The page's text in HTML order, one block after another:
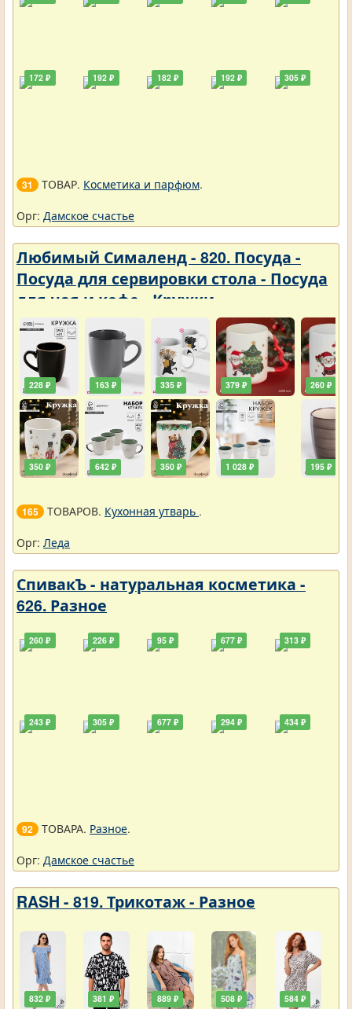
172 ₽ 192 ₽ 182 ₽ 192 ₽ 305 ₽
31 ТОВАР. Косметика и парфюм.
Орг: Дамское счастье
Любимый Сималенд - 820. Посуда -
Посуда для сервировки стола - Посуда
для чая и кофе - Кружки
228 ₽
350 ₽
163 ₽
642 ₽
335 ₽
350 ₽
379 ₽
1 028 ₽
260 ₽
195 ₽
165 ТОВАРОВ. Кухонная утварь .
Орг: Леда
СпивакЪ - натуральная косметика -
626. Разное
260 ₽
243 ₽
226 ₽
305 ₽
95 ₽
677 ₽
677 ₽
294 ₽
313 ₽
434 ₽
92 ТОВАРА. Разное.
Орг: Дамское счастье
RASH - 819. Трикотаж - Разное
832 ₽ 381 ₽ 889 ₽ 508 ₽ 584 ₽